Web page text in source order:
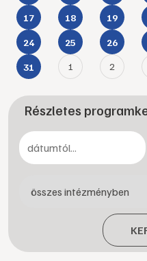
17 18 19
24 25 26
31 1 2
Részletes